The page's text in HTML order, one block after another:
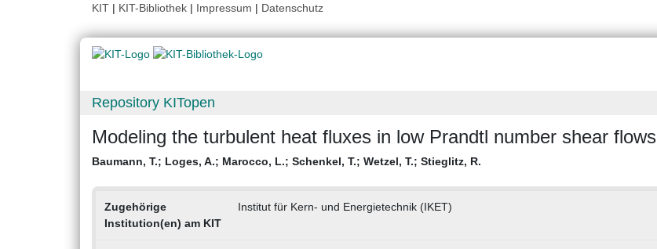
KIT | KIT-Bibliothek | Impressum | Datenschutz
Repository KITopen
Modeling the turbulent heat fluxes in low Prandtl number shear flows
Baumann, T.; Loges, A.; Marocco, L.; Schenkel, T.; Wetzel, T.; Stieglitz, R.
Zugehörige
Institution(en) am KIT
Institut für Kern- und Energietechnik (IKET)